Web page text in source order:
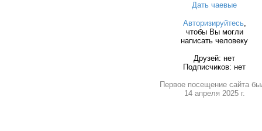
Дать чаевые
Авторизируйтесь,
чтобы Вы могли
написать человеку
Друзей: нет
Подписчиков: нет
Первое посещение сайта
14 апреля 2025 г.